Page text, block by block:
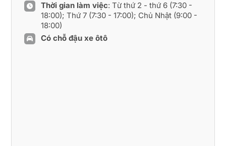
Thời gian làm việc: Từ thứ 2 - thứ 6 (7:30 -
18:00); Thứ 7 (7:30 - 17:00); Chủ Nhật (9:00 -
18:00)
Có chỗ đậu xe ôtô